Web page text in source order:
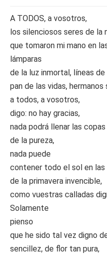
A TODOS, a vosotros,
los silenciosos seres de la
que tomaron mi mano en
lámparas
de la luz inmortal, líneas
pan de las vidas,
a todos, a vosotros,
digo: no hay gracias,
nada podrá llenar las copas
de la pureza,
nada puede
contener todo el sol en las
de la primavera invencible,
como vuestras calladas
Solamente
pienso
que he sido tal vez digno
sencillez, de flor tan pura,